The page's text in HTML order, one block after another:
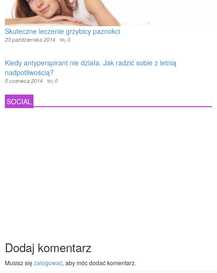
Skuteczne leczenie grzybicy paznokci
23 października 2014 0
Kiedy antyperspirant nie działa. Jak radzić sobie z letnią
nadpotliwością?
5 czerwca 2014 0
SOCIAL
Dodaj komentarz
Musisz się zalogować, aby móc dodać komentarz.